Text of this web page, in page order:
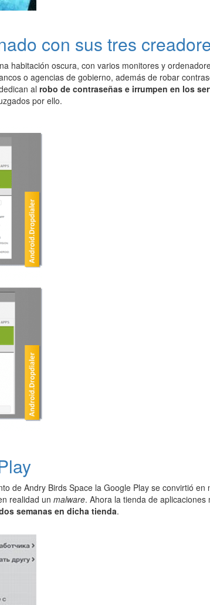
con sus tres
habitación oscura, con varios monitores y
o agencias de gobierno, además de robar
al robo de contraseñas e irrumpen en los
por ello.
de Andry Birds Space la Google Play se convirtió
realidad un malware. Ahora la tienda de
semanas en dicha tienda.